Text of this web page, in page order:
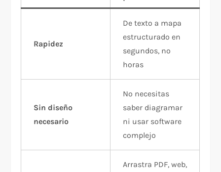
Rapidez
De texto a mapa
estructurado en
segundos, no
horas
Sin diseño
necesario
No necesitas
saber diagramar
ni usar software
complejo
Arrastra PDF, web,